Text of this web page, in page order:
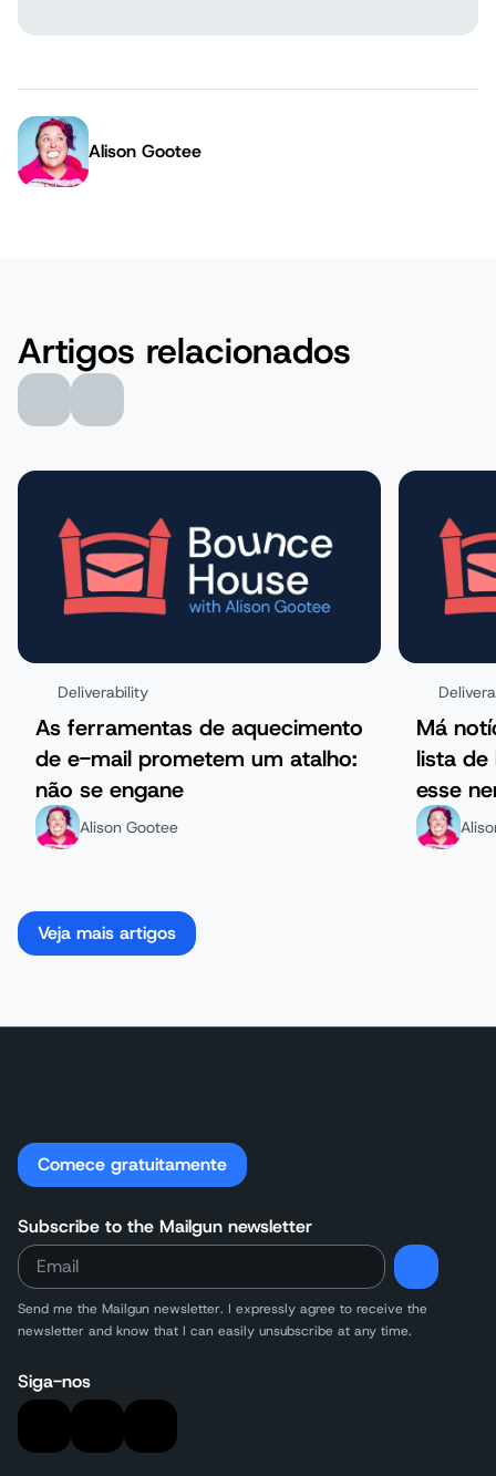
Author:
Alison Gootee
Artigos relacionados
Deliverability
As ferramentas de aquecimento
de e-mail prometem um atalho:
não se engane
Alison Gootee
Má
lista de
esse
Veja mais artigos
Comece gratuitamente
Subscribe to the Mailgun newsletter
Send me the Mailgun newsletter. I expressly agree to receive the
newsletter and know that I can easily unsubscribe at any time.
Siga-nos